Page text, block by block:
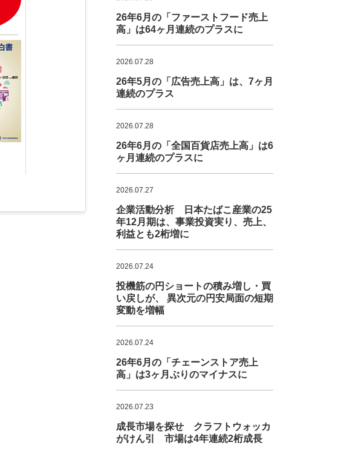
26年6月の「ファーストフード売上
高」は64ヶ月連続のプラスに
2026.07.28
26年5月の「広告売上高」は、7ヶ月
連続のプラス
2026.07.28
26年6月の「全国百貨店売上高」は6
ヶ月連続のプラスに
2026.07.27
企業活動分析 日本たばこ産業の25
年12月期は、事業投資実り、売上、
利益とも2桁増に
2026.07.24
投機筋の円ショートの積み増し・買
い戻しが、 異次元の円安局面の短期
変動を増幅
2026.07.24
26年6月の「チェーンストア売上
高」は3ヶ月ぶりのマイナスに
2026.07.23
成長市場を探せ クラフトウォッカ
がけん引 市場は4年連続2桁成長